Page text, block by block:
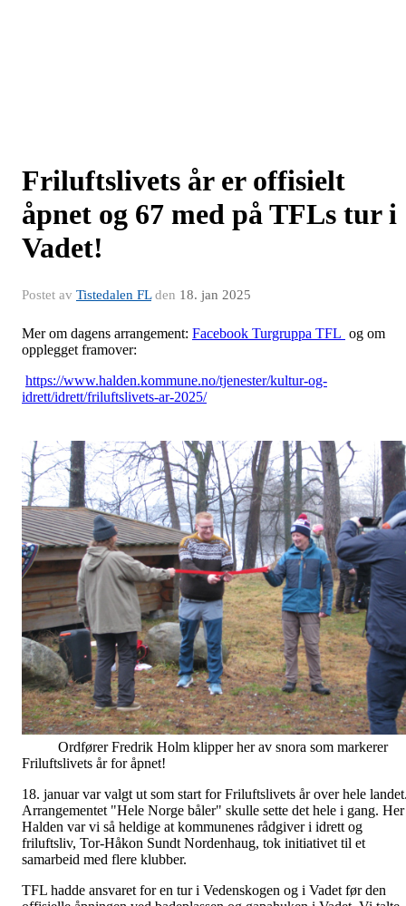
Friluftslivets år er offisielt
åpnet og 67 med på TFLs tur i
Vadet!
Postet av Tistedalen FLden 18. jan 2025
Mer om dagens arrangement: Facebook Turgruppa TFL og om
opplegget framover:
https://www.halden.kommune.no/tjenester/kultur-og-
idrett/idrett/friluftslivets-ar-2025/
Ordfører Fredrik Holm klipper her av snora som markerer
Friluftslivets år for åpnet!
18. januar var valgt ut som start for Friluftslivets år over hele
Arrangementet "Hele Norge båler" skulle sette det hele i gang.
Halden var vi så heldige at kommunenes rådgiver i idrett og
friluftsliv, Tor-Håkon Sundt Nordenhaug, tok initiativet til et
samarbeid med flere klubber.
TFL hadde ansvaret for en tur i Vedenskogen og i Vadet før den